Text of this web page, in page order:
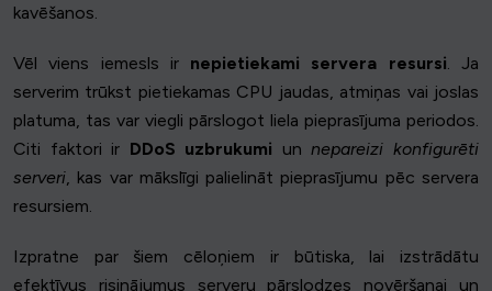
kavēšanos.
Vēl viens iemesls ir nepietiekami servera resursi. Ja
serverim trūkst pietiekamas CPU jaudas, atmiņas vai joslas
platuma, tas var viegli pārslogot liela pieprasījuma periodos.
Citi faktori ir DDoS uzbrukumi unnepareizi konfigurēti
serveri, kas var mākslīgi palielināt pieprasījumu pēc servera
resursiem.
Izpratne par šiem cēloņiem ir būtiska, lai izstrādātu
efektīvus risinājumus serveru pārslodzes novēršanai un